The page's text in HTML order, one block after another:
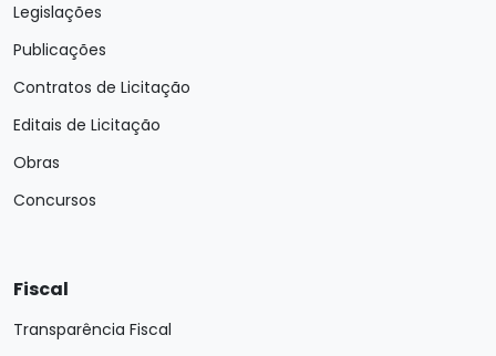
Legislações
Publicações
Contratos de Licitação
Editais de Licitação
Obras
Concursos
Fiscal
Transparência Fiscal